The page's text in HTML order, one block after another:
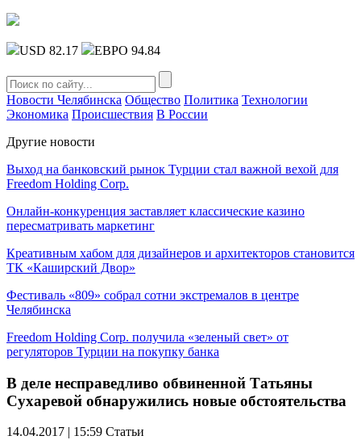
USD 82.17 ЕВРО 94.84
Новости Челябинска Общество Политика Технологии
Экономика Происшествия В России
Другие новости
Выход на банковский рынок Турции стал важной вехой для
Freedom Holding Corp.
Онлайн-конкуренция заставляет классические казино
пересматривать маркетинг
Креативным хабом для дизайнеров и архитекторов становится
ТК «Каширский Двор»
Фестиваль «809» собрал сотни экстремалов в центре
Челябинска
Freedom Holding Corp. получила «зеленый свет» от
регуляторов Турции на покупку банка
В деле несправедливо обвиненной Татьяны
Сухаревой обнаружились новые обстоятельства
14.04.2017 | 15:59 Статьи